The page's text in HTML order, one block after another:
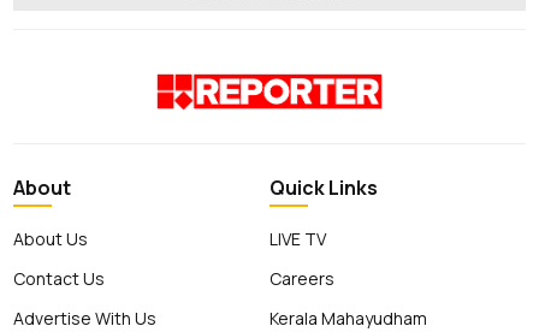
About
About Us
Contact Us
Advertise With Us
Quick Links
LIVE TV
Careers
Kerala Mahayudham